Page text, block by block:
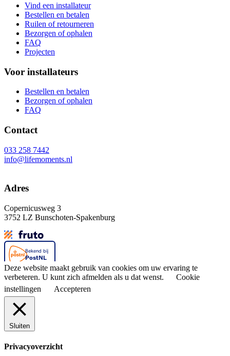
Vind een installateur
Bestellen en betalen
Ruilen of retourneren
Bezorgen of ophalen
FAQ
Projecten
Voor installateurs
Bestellen en betalen
Bezorgen of ophalen
FAQ
Contact
033 258 7442
info@lifemoments.nl
Adres
Copernicusweg 3
3752 LZ Bunschoten-Spakenburg
Deze website maakt gebruik van cookies om uw ervaring te
verbeteren. U kunt zich afmelden als u dat wenst.
Cookie
instellingen
Accepteren
Sluiten
Privacyoverzicht